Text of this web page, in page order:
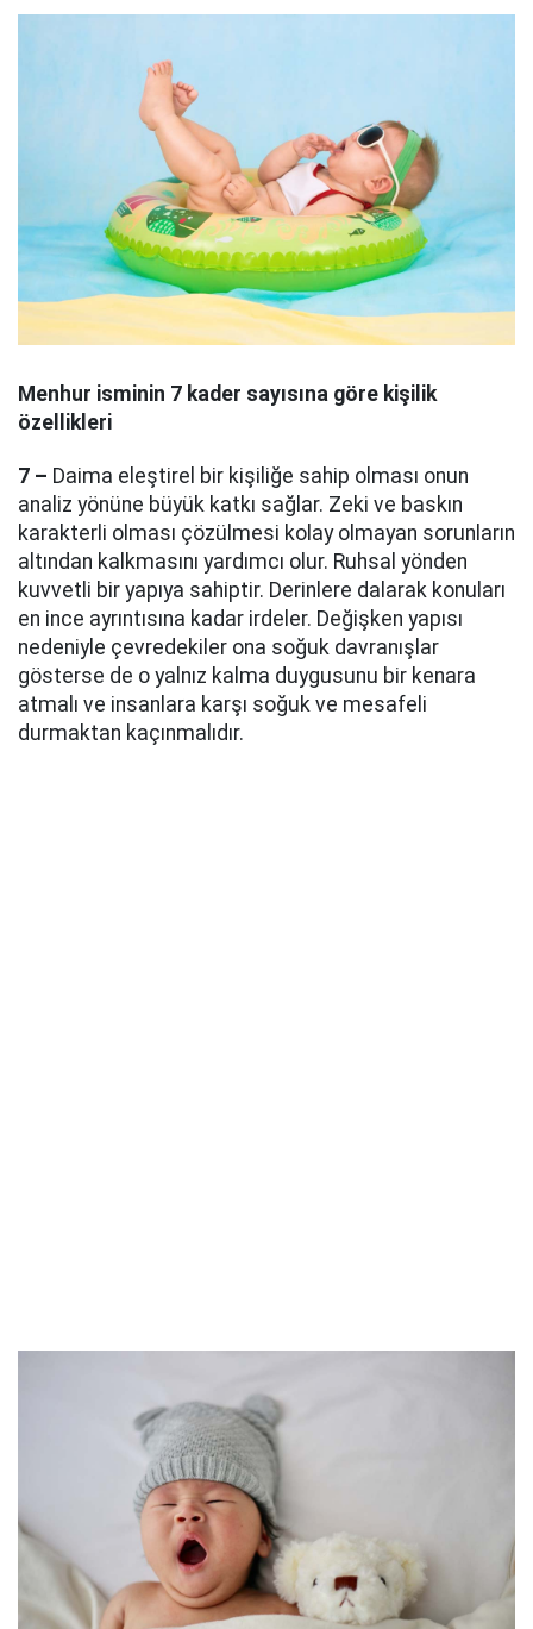
Menhur isminin 7 kader sayısına göre kişilik
özellikleri
7 – Daima eleştirel bir kişiliğe sahip olması onun
analiz yönüne büyük katkı sağlar. Zeki ve baskın
karakterli olması çözülmesi kolay olmayan sorunların
altından kalkmasını yardımcı olur. Ruhsal yönden
kuvvetli bir yapıya sahiptir. Derinlere dalarak konuları
en ince ayrıntısına kadar irdeler. Değişken yapısı
nedeniyle çevredekiler ona soğuk davranışlar
gösterse de o yalnız kalma duygusunu bir kenara
atmalı ve insanlara karşı soğuk ve mesafeli
durmaktan kaçınmalıdır.